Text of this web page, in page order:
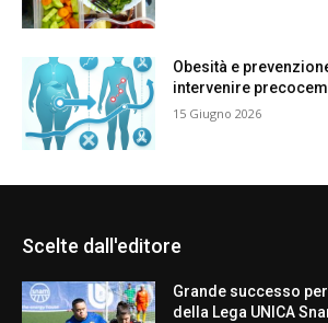
Obesità e
intervenire
15 Giugno 2026
Scelte dall'editore
Grande successo
della Lega UNICA